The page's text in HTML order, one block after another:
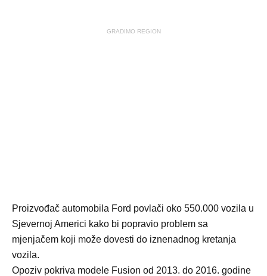
GRADIMO REGION
Proizvođač automobila Ford povlači oko 550.000 vozila u
Sjevernoj Americi kako bi popravio problem sa
mjenjačem koji može dovesti do iznenadnog kretanja
vozila.
Opoziv pokriva modele Fusion od 2013. do 2016. godine